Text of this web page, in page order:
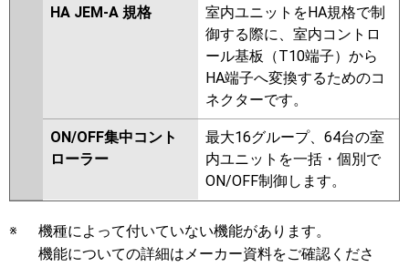
HA JEM-A 規格
室内ユニットをHA規格で制
御する際に、室内コントロ
ール基板（T10端子）から
HA端子へ変換するためのコ
ネクターです。
ON/OFF集中コント
ローラー
最大16グループ、64台の室
内ユニットを一括・個別で
ON/OFF制御します。
※
機種によって付いていない機能があります。
機能についての詳細はメーカー資料をご確認くださ